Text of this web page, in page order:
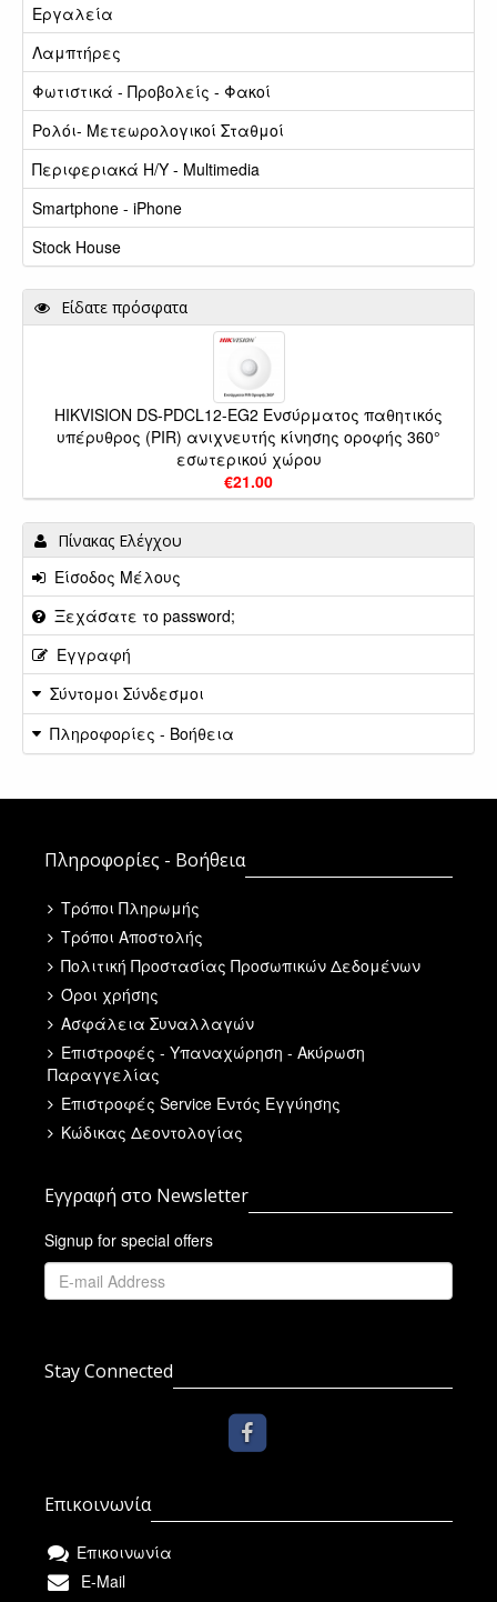
Εργαλεία
Λαμπτήρες
Φωτιστικά - Προβολείς - Φακοί
Ρολόι- Μετεωρολογικοί Σταθμοί
Περιφεριακά Η/Υ - Multimedia
Smartphone - iPhone
Stock House
Είδατε πρόσφατα
HIKVISION DS-PDCL12-EG2 Ενσύρματος παθητικός
υπέρυθρος (PIR) ανιχνευτής κίνησης οροφής 360°
εσωτερικού χώρου
€21.00
Πίνακας Ελέγχου
Είσοδος Μέλους
Ξεχάσατε το password;
Εγγραφή
Σύντομοι Σύνδεσμοι
Πληροφορίες - Βοήθεια
Πληροφορίες - Βοήθεια
Τρόποι Πληρωμής
Τρόποι Αποστολής
Πολιτική Προστασίας Προσωπικών Δεδομένων
Όροι χρήσης
Ασφάλεια Συναλλαγών
Επιστροφές - Υπαναχώρηση - Ακύρωση
Παραγγελίας
Επιστροφές Service Εντός Εγγύησης
Κώδικας Δεοντολογίας
Εγγραφή στο Newsletter
Signup for special offers
Stay Connected
Επικοινωνία
Επικοινωνία
E-Mail